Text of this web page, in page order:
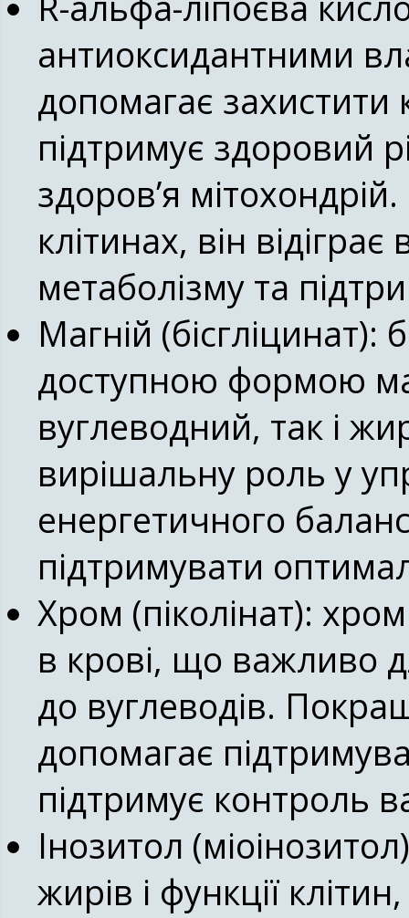
антиоксидантними
допомагає
підтримує здоровий
здоров’я
клітинах, він
метаболізму та
Магній (бісгліцинат):
доступною формою
вуглеводний, так і
вирішальну роль у
енергетичного
підтримувати
Хром (піколінат):
в крові, що важливо
до вуглеводів.
допомагає
підтримує контроль
Інозитол
жирів і функції